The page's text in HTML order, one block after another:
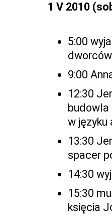
1 V 2010
5:00
9:00
12:30
budowla
w języku
13:30
spacer
14:30
15:30
księcia